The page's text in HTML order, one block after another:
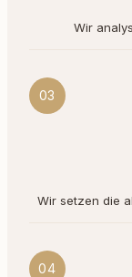
Wir
03
Wir setzen die
04